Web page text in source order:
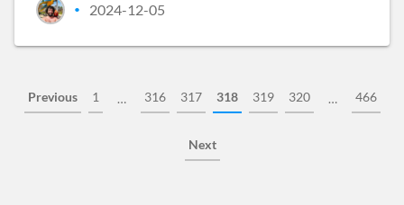
• 2024-12-05
Previous 1 … 316 317 318 319 320 … 466
Next